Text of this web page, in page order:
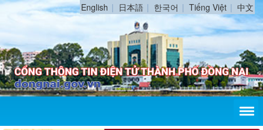
English 日本語 한국어 Tiếng Việt 中文